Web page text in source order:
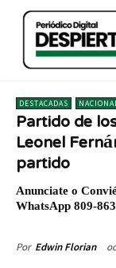
DESTACADAS
Partido de
Leonel
partido
Anunciate o
WhatsApp 809-
Por Edwin Florian